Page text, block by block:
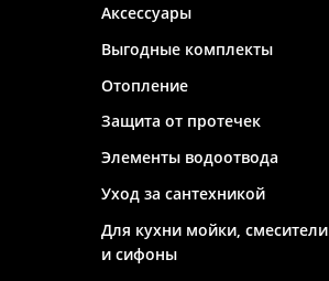
Аксессуары
Выгодные комплекты
Отопление
Защита от протечек
Элементы водоотвода
Уход за сантехникой
Для кухни мойки, смесители
и сифоны